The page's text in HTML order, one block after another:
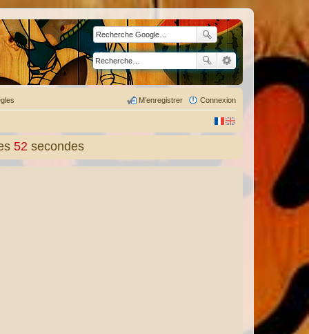
Connexion
M’enregistrer
54 secondes